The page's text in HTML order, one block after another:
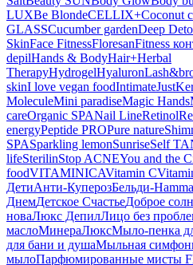
LUXBe BlondeCELLIX+Coconut
GLASSCucumber gardenDeep
SkinFace FitnessFloresanFitness
depilHands & BodyHair+Herbal
TherapyHydrogelHyaluron
skinI love vegan foodIntimateJust
MoleculeMini paradiseMagic Hands
careOrganic SPANail LineRetinol
energyPeptide PROPure nature
SPASparkling lemonSunriseSelf
lifeSterilinStop ACNEYou and the
foodVITAMINICAVitamin C
ДетиАнти-КуперозБельди-
ДнемДетское СчастьеДоброе
новаЛюкс ДепилЛицо без
маслоМинераЛюксМыло-пенка
для бани и душаМыльная
мылоПарфюмированные мисты